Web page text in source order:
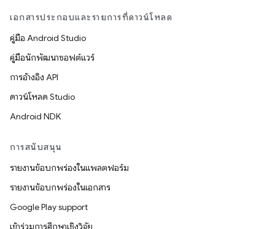
เอกสารประกอบและรายการที่ดาวน์โหลด
คู่มือ Android Studio
คู่มือนักพัฒนาซอฟต์แวร์
การอ้างอิง API
ดาวน์โหลด Studio
Android NDK
การสนับสนุน
รายงานข้อบกพร่องในแพลตฟอร์ม
รายงานข้อบกพร่องในเอกสาร
Google Play support
เข้าร่วมการศึกษาเชิงวิจัย